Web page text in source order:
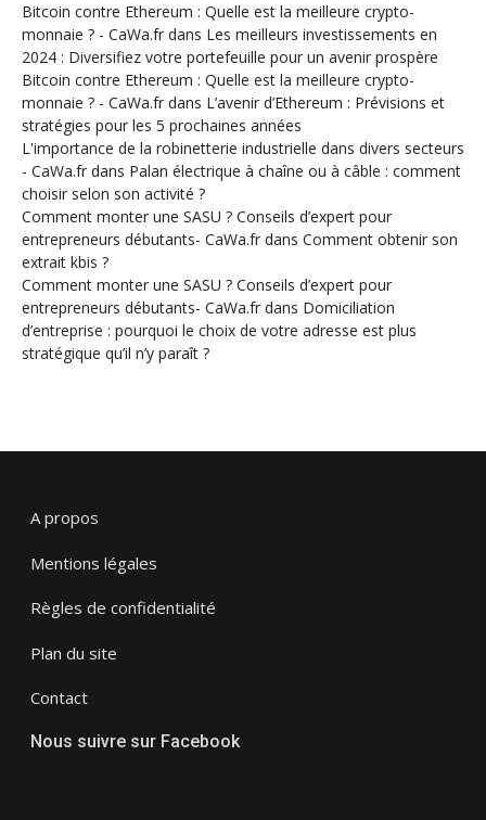
Bitcoin contre Ethereum : Quelle est la meilleure crypto-
monnaie ? - CaWa.fr dans Les meilleurs investissements en
2024 : Diversifiez votre portefeuille pour un avenir prospère
Bitcoin contre Ethereum : Quelle est la meilleure crypto-
monnaie ? - CaWa.fr dans L’avenir d’Ethereum : Prévisions et
stratégies pour les 5 prochaines années
L'importance de la robinetterie industrielle dans divers secteurs
- CaWa.fr dans Palan électrique à chaîne ou à câble : comment
choisir selon son activité ?
Comment monter une SASU ? Conseils d’expert pour
entrepreneurs débutants- CaWa.fr dans Comment obtenir son
extrait kbis ?
Comment monter une SASU ? Conseils d’expert pour
entrepreneurs débutants- CaWa.fr dans Domiciliation
d’entreprise : pourquoi le choix de votre adresse est plus
stratégique qu’il n’y paraît ?
A propos
Mentions légales
Règles de confidentialité
Plan du site
Contact
Nous suivre sur Facebook